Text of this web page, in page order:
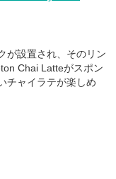
が設置され、そのリン
Chai Latteがスポン
チャイラテが楽しめ